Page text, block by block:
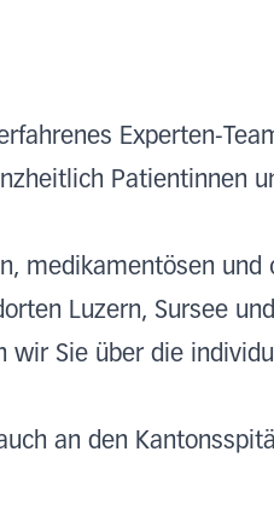
Experten-
Patientinnen
medikamentösen und
Luzern, Sursee
wir Sie über die
an den